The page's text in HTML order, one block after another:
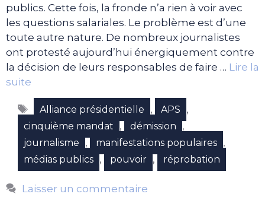
publics. Cette fois, la fronde n’a rien à voir avec
les questions salariales. Le problème est d’une
toute autre nature. De nombreux journalistes
ont protesté aujourd’hui énergiquement contre
la décision de leurs responsables de faire … Lire la
suite
Étiquettes
Alliance présidentielle , APS ,
cinquième mandat , démission ,
journalisme , manifestations populaires ,
médias publics , pouvoir , réprobation
Laisser un commentaire